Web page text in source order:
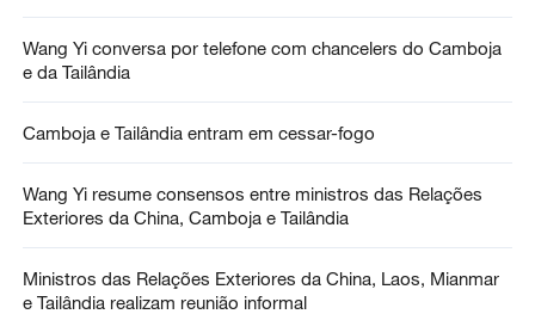
Wang Yi conversa por telefone com chancelers do Camboja
e da Tailândia
Camboja e Tailândia entram em cessar-fogo
Wang Yi resume consensos entre ministros das Relações
Exteriores da China, Camboja e Tailândia
Ministros das Relações Exteriores da China, Laos, Mianmar
e Tailândia realizam reunião informal